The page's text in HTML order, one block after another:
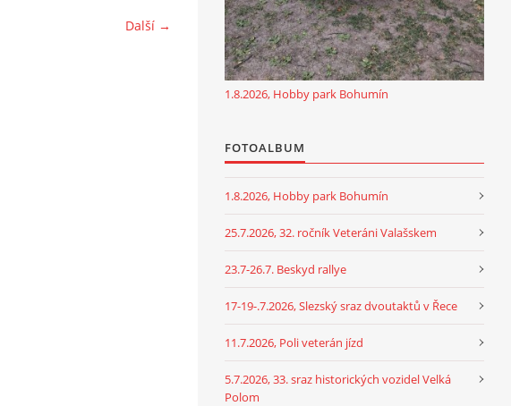
Další →
1.8.2026, Hobby park Bohumín
FOTOALBUM
1.8.2026, Hobby park Bohumín
25.7.2026, 32. ročník Veteráni Valašskem
23.7-26.7. Beskyd rallye
17-19-.7.2026, Slezský sraz dvoutaktů v Řece
11.7.2026, Poli veterán jízd
5.7.2026, 33. sraz historických vozidel Velká
Polom